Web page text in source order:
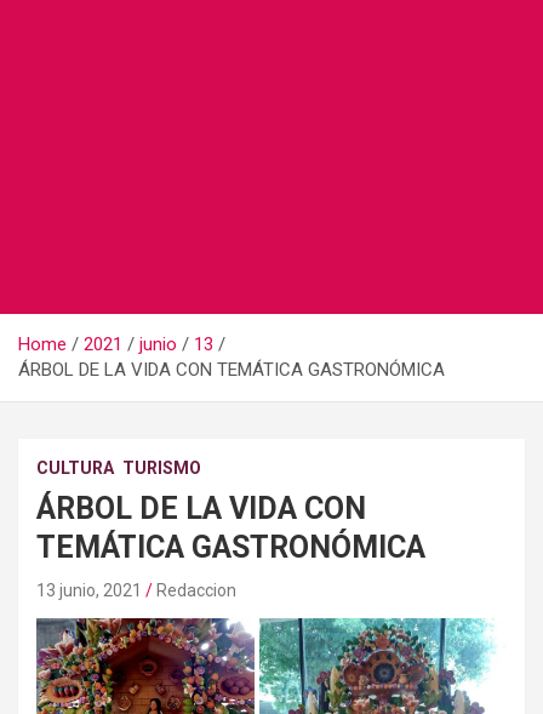
Home 2021 junio
13
ÁRBOL DE LA VIDA CON TEMÁTICA GASTRONÓMICA
CULTURA TURISMO
ÁRBOL DE LA VIDA CON
TEMÁTICA GASTRONÓMICA
13 junio, 2021 Redaccion